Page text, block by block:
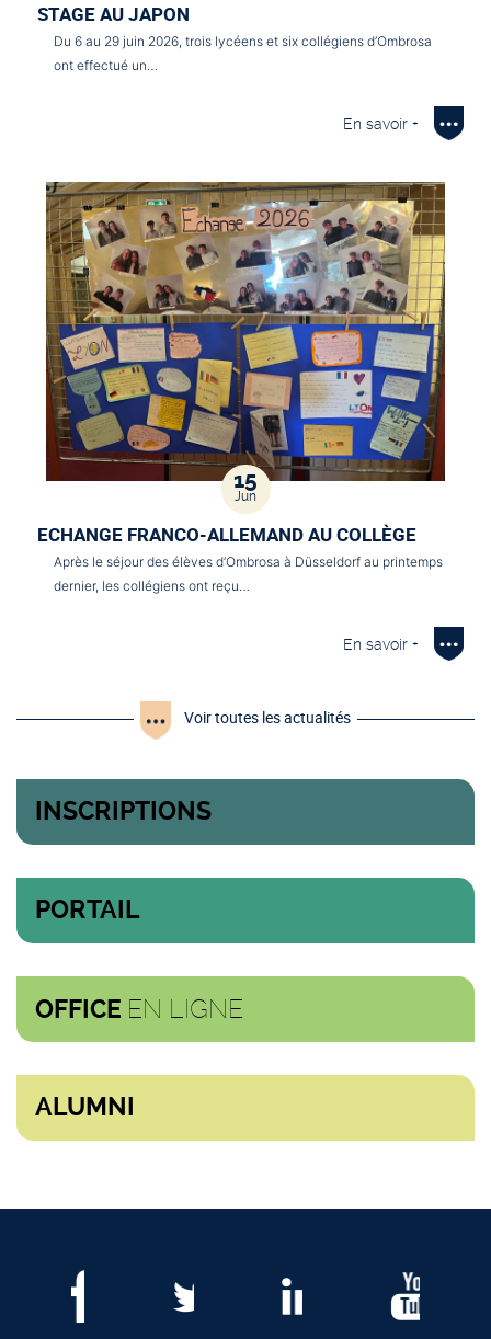
STAGE AU JAPON
Du 6 au 29 juin 2026, trois lycéens et six collégiens d’Ombrosa
ont effectué un…
En savoir +
15
Jun
ECHANGE FRANCO-ALLEMAND AU COLLÈGE
Après le séjour des élèves d’Ombrosa à Düsseldorf au printemps
dernier, les collégiens ont reçu…
En savoir +
Voir toutes les actualités
INSCRIPTIONS
PORTAIL
OFFICE EN LIGNE
ALUMNI